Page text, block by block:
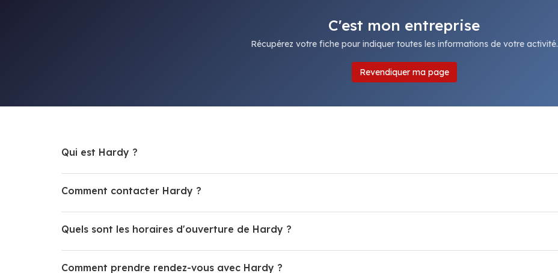
C'est mon entreprise
Récupérez votre fiche pour indiquer toutes les informations de votre activité.
Revendiquer ma page
Qui est Hardy ?
Comment contacter Hardy ?
Quels sont les horaires d'ouverture de Hardy ?
Comment prendre rendez-vous avec Hardy ?